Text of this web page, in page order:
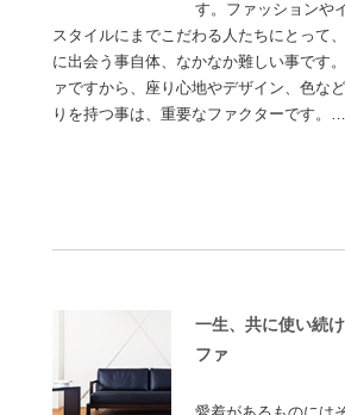
す。ファッションや
スタイルにまでこだわる人たちにとって
に出会う事自体、なかなか難しい事です
ァですから、座り心地やデザイン、色な
りを持つ事は、重要なファクターです
一生、共に使い続
ファ